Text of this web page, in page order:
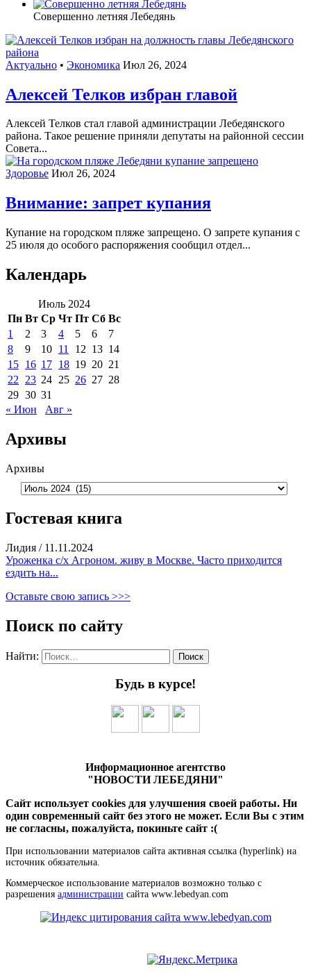
Совершенно летняя Лебедянь
Актуально • Экономика Июл 26, 2024
Алексей Телков избран главой
Алексей Телков стал главой администрации Лебедянского
района. Такое решение приняли депутаты на районной сессии
Совета...
Здоровье Июл 26, 2024
Внимание: запрет купания
Купание на городском пляже запрещено. О запрете купания с
25 июля до особого распоряжения сообщил отдел...
Календарь
Июль 2024
Пн Вт Ср Чт Пт Сб Вс
1
2 3 4 5 6
7
8
9 10 11 12 13 14
15 16 17 18 19 20 21
22
23 24 25 26 27 28
29 30 31
« Июн
Авг »
Архивы
Архивы
Гостевая книга
Лидия / 11.11.2024
Уроженка с/х Агроном. живу в Москве. Часто приходится
ездить на...
Оставьте свою запись >>>
Поиск по сайту
Найти:
Будь в курсе!
Информационное агентство
"НОВОСТИ ЛЕБЕДЯНИ"
Сайт использует cookies для улучшения своей работы. Ни
один современный сайт без этого не может. Если Вы с этим
не согласны, пожалуйста, покиньте сайт :(
При использовании материалов сайта активная ссылка (hyperlink) на
источник обязательна.
Коммерческое использование материалов возможно только с
разрешения администрации сайта www.lebedyan.com